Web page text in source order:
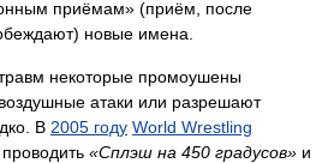
приёмам» (приём, после
новые имена.
некоторые промоушены
атаки или разрешают
В 2005 году World Wrestling
«Сплэш на 450 градусов» и